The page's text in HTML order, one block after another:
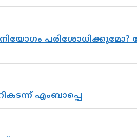
പരിശോധിക്കുമോ?
എംബാപ്പെ